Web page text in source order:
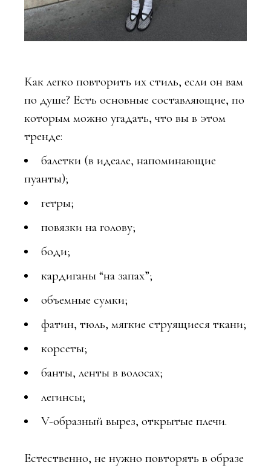
Как легко повторить их стиль, если он вам
по душе? Есть основные составляющие, по
которым можно угадать, что вы в этом
тренде:
балетки (в идеале, напоминающие
пуанты);
гетры;
повязки на голову;
боди;
кардиганы “на запах”;
объемные сумки;
фатин, тюль, мягкие струящиеся ткани;
корсеты;
банты, ленты в волосах;
легинсы;
V-образный вырез, открытые плечи.
Естественно, не нужно повторять в образе